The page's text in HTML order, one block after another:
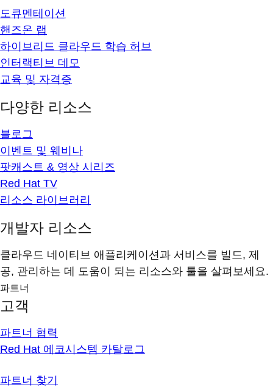
도큐멘테이션
핸즈온 랩
하이브리드 클라우드 학습 허브
인터랙티브 데모
교육 및 자격증
다양한 리소스
블로그
이벤트 및 웨비나
팟캐스트 & 영상 시리즈
Red Hat TV
리소스 라이브러리
개발자 리소스
클라우드 네이티브 애플리케이션과 서비스를 빌드, 제
공, 관리하는 데 도움이 되는 리소스와 툴을 살펴보세요.
파트너
고객
파트너 협력
Red Hat 에코시스템 카탈로그
파트너 찾기